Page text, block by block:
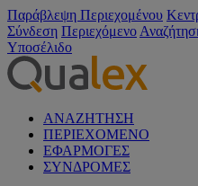
Παράβλεψη Περιεχομένου
Σύνδεση Περιεχόμενο
Υποσέλιδο
ΑΝΑΖΗΤΗΣΗ
ΠΕΡΙΕΧΟΜΕΝΟ
ΕΦΑΡΜΟΓΕΣ
ΣΥΝΔΡΟΜΕΣ